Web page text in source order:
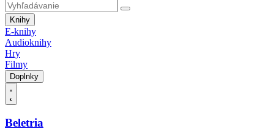
Knihy
E-knihy
Audioknihy
Hry
Filmy
Doplnky
Beletria